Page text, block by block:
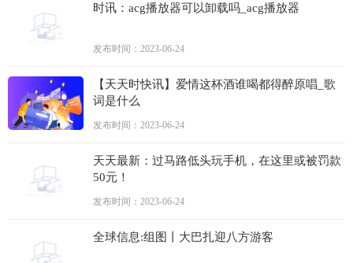
时讯：acg播放器可以卸载吗_acg播放器
发布时间：2023-06-24
【天天时快讯】爱情这杯酒谁喝都得醉原唱_歌
词是什么
发布时间：2023-06-24
天天最新：过马路低头玩手机，在这里或被罚款
50元！
发布时间：2023-06-24
全球信息:组图丨大巴扎迎八方游客